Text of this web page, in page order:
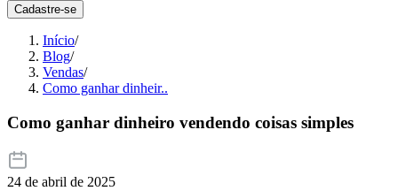
Cadastre-se
Início/
Blog/
Vendas/
Como ganhar dinheir..
Como ganhar dinheiro vendendo coisas simples
24 de abril de 2025